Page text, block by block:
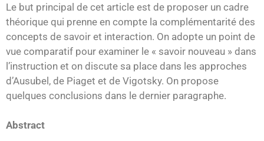
Le but principal de cet article est de proposer un cadre
théorique qui prenne en compte la complémentarité des
concepts de savoir et interaction. On adopte un point de
vue comparatif pour examiner le « savoir nouveau » dans
l’instruction et on discute sa place dans les approches
d’Ausubel, de Piaget et de Vigotsky. On propose
quelques conclusions dans le dernier paragraphe.
Abstract